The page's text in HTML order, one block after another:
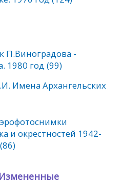
П.Виноградова -
1980 год (99)
Имена Архангельских
и окрестностей 1942-